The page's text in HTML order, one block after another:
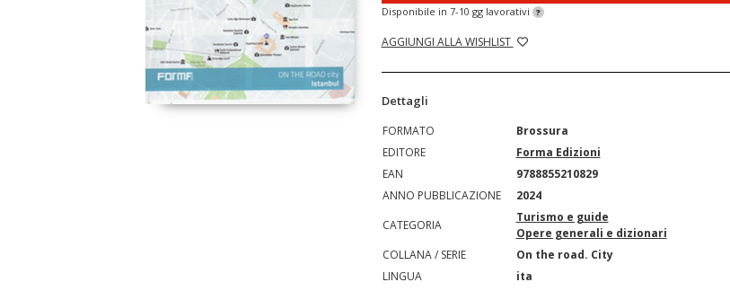
Disponibile in 7-10 gg lavorativi ?
AGGIUNGI ALLA WISHLIST
Dettagli
FORMATO
Brossura
EDITORE
Forma Edizioni
EAN
9788855210829
ANNO PUBBLICAZIONE
2024
CATEGORIA
Turismo e guide
Opere generali e dizionari
COLLANA / SERIE
On the road. City
LINGUA
ita